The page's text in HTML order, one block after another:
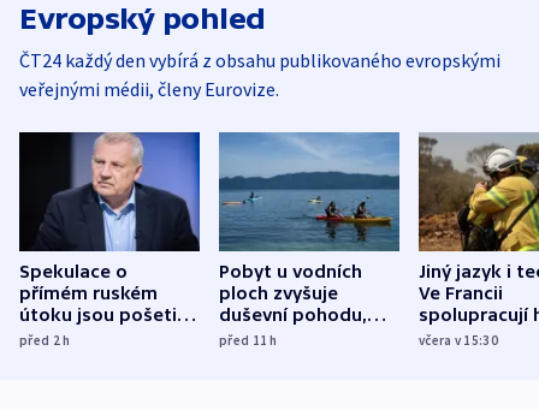
Evropský pohled
ČT24 každý den vybírá z obsahu publikovaného evropskými
veřejnými médii, členy Eurovize.
Spekulace o
přímém ruském
útoku jsou pošetilé,
míní estonský
před 2h
Pobyt u vodních
ploch zvyšuje
duševní pohodu,
ukázala
před 11h
Jiný jazyk i
Ve Francii
spolupracují
různých zemí
včera v 15:30